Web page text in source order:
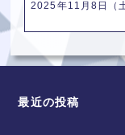
2025年11月8日（
最近の投稿